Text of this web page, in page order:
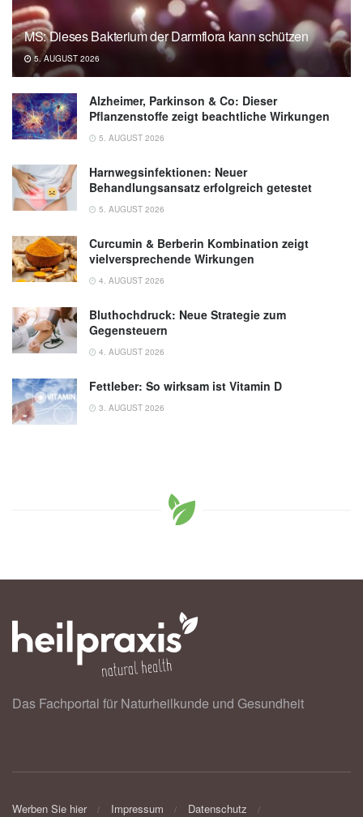
MS: Dieses Bakterium der Darmflora kann schützen
5. AUGUST 2026
Alzheimer, Parkinson & Co: Dieser
Pflanzenstoffe zeigt beachtliche Wirkungen
5. AUGUST 2026
Harnwegsinfektionen: Neuer
Behandlungsansatz erfolgreich getestet
5. AUGUST 2026
Curcumin & Berberin Kombination zeigt
vielversprechende Wirkungen
4. AUGUST 2026
Bluthochdruck: Neue Strategie zum
Gegensteuern
4. AUGUST 2026
Fettleber: So wirksam ist Vitamin D
3. AUGUST 2026
Das Fachportal für Naturheilkunde und Gesundheit
Werben Sie hier Impressum Datenschutz